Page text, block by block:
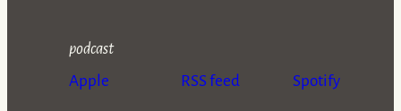
podcast
Apple
RSS feed Spotify